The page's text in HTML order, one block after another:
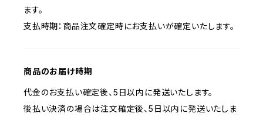
ます。
支払時期：商品注文確定時にお支払いが確定いたします。
商品のお届け時期
代金のお支払い確定後、5日以内に発送いたします。
後払い決済の場合は注文確定後、5日以内に発送いたしま